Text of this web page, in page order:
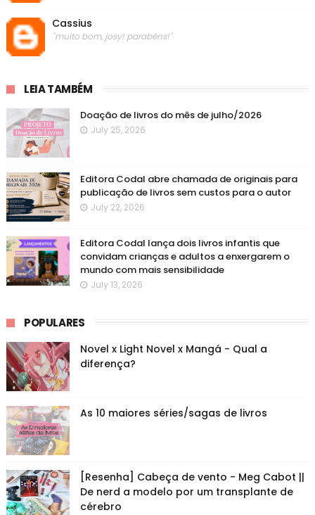
Cassius
"muito bom, josy! parabéns!"
LEIA TAMBÉM
Doação de livros do mês de julho/2026
July 25, 2026
Editora Codal abre chamada de originais para
publicação de livros sem custos para o autor
July 22, 2026
Editora Codal lança dois livros infantis que
convidam crianças e adultos a enxergarem o
mundo com mais sensibilidade
July 13, 2026
POPULARES
Novel x Light Novel x Mangá - Qual a
diferença?
As 10 maiores séries/sagas de livros
[Resenha] Cabeça de vento - Meg Cabot ||
De nerd a modelo por um transplante de
cérebro